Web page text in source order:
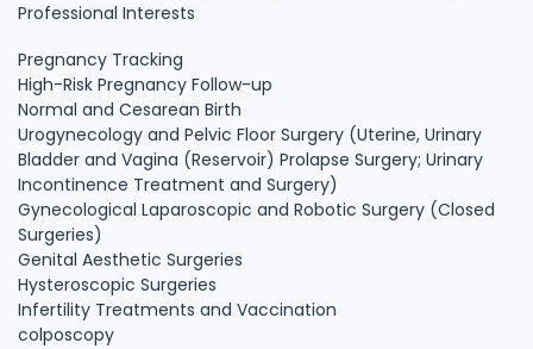
Professional Interests
Pregnancy Tracking
High-Risk Pregnancy Follow-up
Normal and Cesarean Birth
Urogynecology and Pelvic Floor Surgery (Uterine, Urinary
Bladder and Vagina (Reservoir) Prolapse Surgery; Urinary
Incontinence Treatment and Surgery)
Gynecological Laparoscopic and Robotic Surgery (Closed
Surgeries)
Genital Aesthetic Surgeries
Hysteroscopic Surgeries
Infertility Treatments and Vaccination
colposcopy